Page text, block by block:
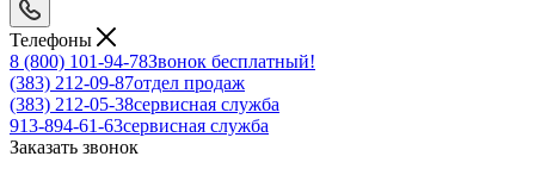
Телефоны
8 (800) 101-94-78Звонок бесплатный!
(383) 212-09-87отдел продаж
(383) 212-05-38сервисная служба
913-894-61-63сервисная служба
Заказать звонок